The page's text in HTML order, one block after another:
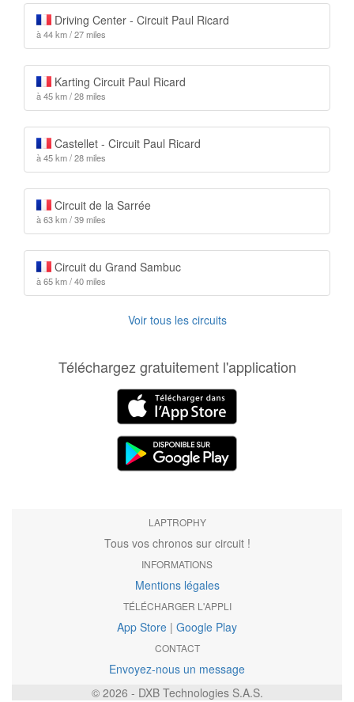
Driving Center - Circuit Paul Ricard
à 44 km / 27 miles
Karting Circuit Paul Ricard
à 45 km / 28 miles
Castellet - Circuit Paul Ricard
à 45 km / 28 miles
Circuit de la Sarrée
à 63 km / 39 miles
Circuit du Grand Sambuc
à 65 km / 40 miles
Voir tous les circuits
Téléchargez gratuitement l'application
LAPTROPHY
Tous vos chronos sur circuit !
INFORMATIONS
Mentions légales
TÉLÉCHARGER L'APPLI
App Store | Google Play
CONTACT
Envoyez-nous un message
© 2026 - DXB Technologies S.A.S.